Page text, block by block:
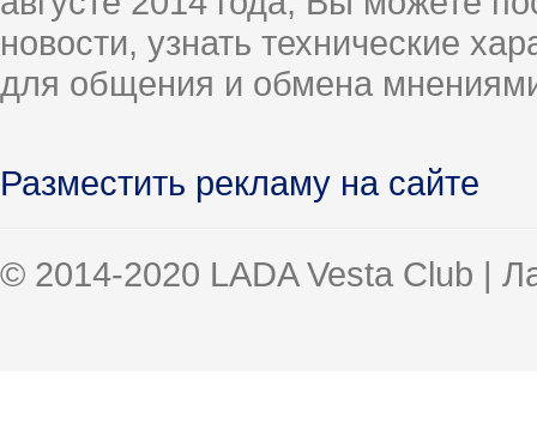
новости, узнать технические
для общения и обмена
Разместить рекламу на сайте
© 2014-2020 LADA Vesta Club |